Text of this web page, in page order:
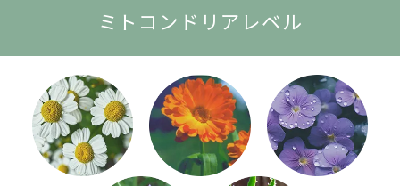
ミトコンドリアレベル